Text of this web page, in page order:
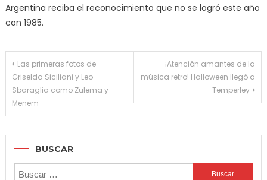
Argentina reciba el reconocimiento que no se logró este año
con 1985.
Navegación
de
entradas
Las primeras fotos de
Griselda Siciliani y Leo
Sbaraglia como Zulema y
Menem
¡Atención amantes de la
música retro! Halloween llegó a
Temperley
BUSCAR
Buscar: